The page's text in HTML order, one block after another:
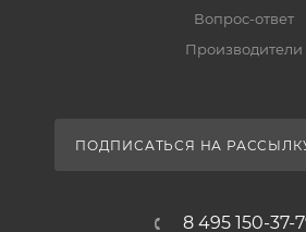
Вопрос-ответ
Производители
ПОДПИСАТЬСЯ НА
8 495 150-37-